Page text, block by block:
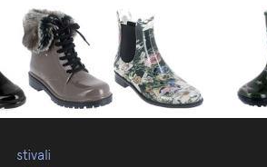
STAMPI E MACCHINARI
COMUNICAZIONE
stivali